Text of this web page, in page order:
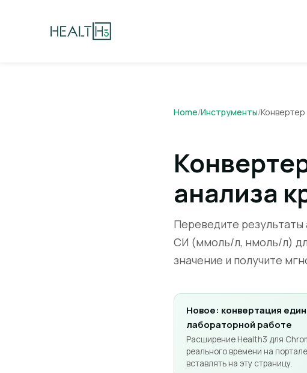
Home/Инструменты/
анализа
Переведите
СИ (ммоль/л, нмоль/л)
значение и получите
Новое: конвертация
лабораторной работе
Расширение Health3 для
реального времени на
вставлять на эту страницу.